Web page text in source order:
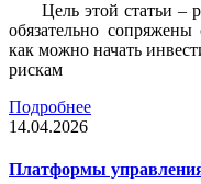
Цель этой статьи –
обязательно
как можно начать
рискам
Подробнее
14.04.2026
Платформы